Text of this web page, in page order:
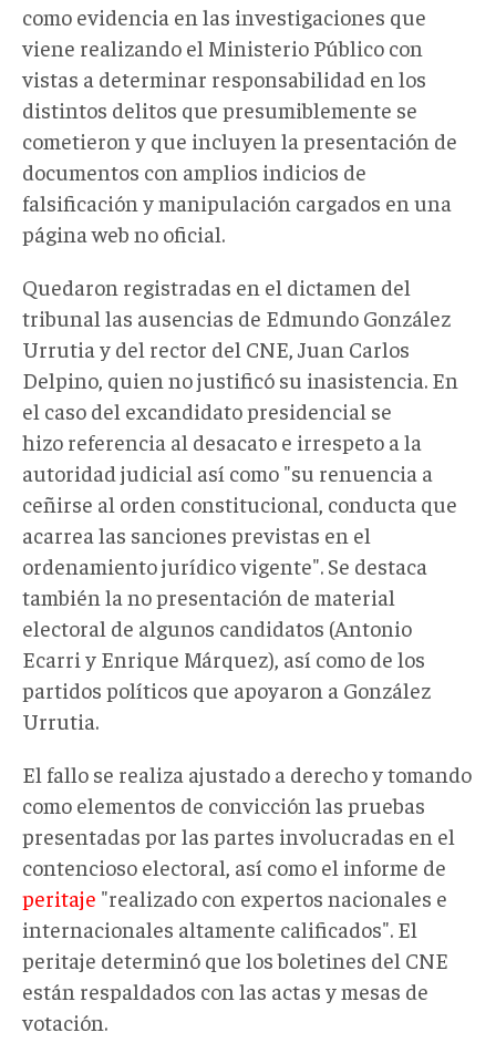
como evidencia en las investigaciones que
viene realizando el Ministerio Público con
vistas a determinar responsabilidad en los
distintos delitos que presumiblemente se
cometieron y que incluyen la presentación de
documentos con amplios indicios de
falsificación y manipulación cargados en una
página web no oficial.
Quedaron registradas en el dictamen del
tribunal las ausencias de Edmundo González
Urrutia y del rector del CNE, Juan Carlos
Delpino, quien no justificó su inasistencia. En
el caso del excandidato presidencial se
hizo referencia al desacato e irrespeto a la
autoridad judicial así como "su renuencia a
ceñirse al orden constitucional, conducta que
acarrea las sanciones previstas en el
ordenamiento jurídico vigente". Se destaca
también la no presentación de material
electoral de algunos candidatos (Antonio
Ecarri y Enrique Márquez), así como de los
partidos políticos que apoyaron a González
Urrutia.
El fallo se realiza ajustado a derecho y tomando
como elementos de convicción las pruebas
presentadas por las partes involucradas en el
contencioso electoral, así como el informe de
peritaje "realizado con expertos nacionales e
internacionales altamente calificados". El
peritaje determinó que los boletines del CNE
están respaldados con las actas y mesas de
votación.